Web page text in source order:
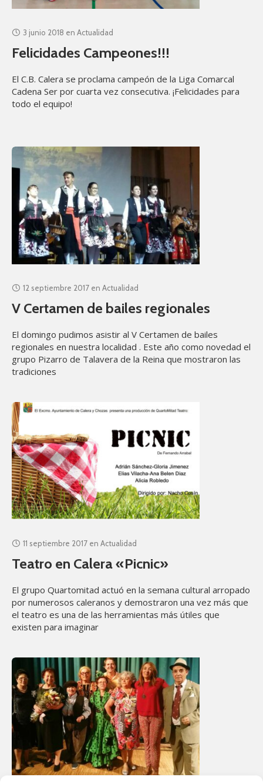
3 junio 2018 en Actualidad
Felicidades Campeones!!!
El C.B. Calera se proclama campeón de la Liga Comarcal
Cadena Ser por cuarta vez consecutiva. ¡Felicidades para
todo el equipo!
12 septiembre 2017 en Actualidad
V Certamen de bailes regionales
El domingo pudimos asistir al V Certamen de bailes
regionales en nuestra localidad . Este año como novedad el
grupo Pizarro de Talavera de la Reina que mostraron las
tradiciones
11 septiembre 2017 en Actualidad
Teatro en Calera «Picnic»
El grupo Quartomitad actuó en la semana cultural arropado
por numerosos caleranos y demostraron una vez más que
el teatro es una de las herramientas más útiles que
existen para imaginar